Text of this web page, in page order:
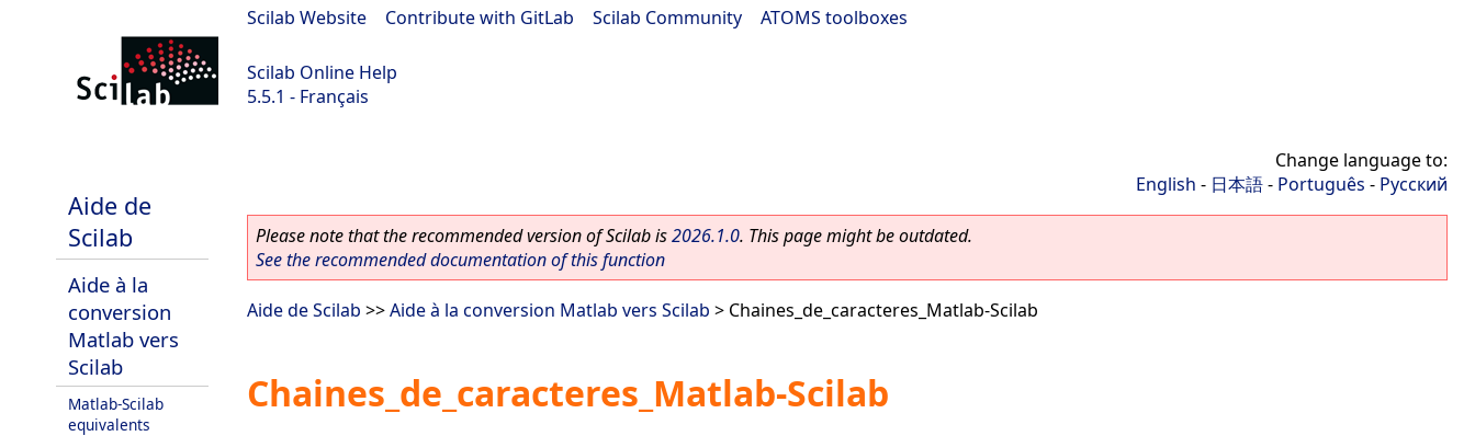
Scilab Website Contribute with GitLab Scilab Community ATOMS toolboxes
Scilab Online Help
5.5.1 - Français
Aide de
Scilab
Aide à la
conversion
Matlab vers
Scilab
Matlab-Scilab
equivalents
Change language to:
English - 日本語- Português - Русский
Please note that the recommended version of Scilab is2026.1.0. This page might be outdated.
See the recommended documentation of this function
Aide de Scilab >>Aide à la conversion Matlab vers Scilab > Chaines_de_caracteres_Matlab-Scilab
Chaines_de_caracteres_Matlab-Scilab